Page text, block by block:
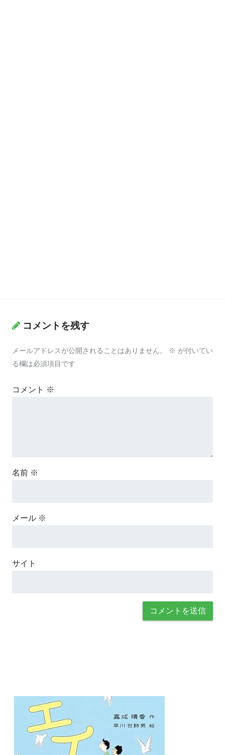
コメントを残す
メールアドレスが公開されることはありません。 ※ が付いてい
る欄は必須項目です
コメント ※
名前 ※
メール ※
サイト